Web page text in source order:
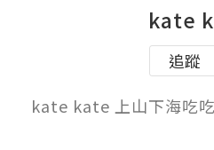
kate
追蹤
kate kate 上山下海吃